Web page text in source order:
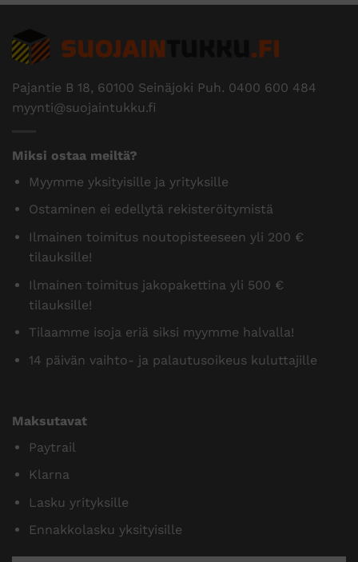
Pajantie B 18, 60100 Seinäjoki Puh. 0400 600 484
myynti@suojaintukku.fi
Miksi ostaa meiltä?
Myymme yksityisille ja yrityksille
Ostaminen ei edellytä rekisteröitymistä
Ilmainen toimitus noutopisteeseen yli 200 €
tilauksille!
Ilmainen toimitus jakopakettina yli 500 €
tilauksille!
Tilaamme isoja eriä siksi myymme halvalla!
14 päivän vaihto- ja palautusoikeus kuluttajille
Maksutavat
Paytrail
Klarna
Lasku yrityksille
Ennakkolasku yksityisille